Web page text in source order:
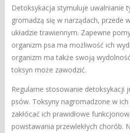
Detoksykacja stymuluje uwalnianie
gromadzą się w narządach, przede
układzie trawiennym. Zapewne
organizm psa ma możliwość ich
organizm ma także swoją
toksyn może zawodzić.
Regularne stosowanie detoksykacji
psów. Toksyny nagromadzone w
zakłócać ich prawidłowe
powstawania przewlekłych chorób.